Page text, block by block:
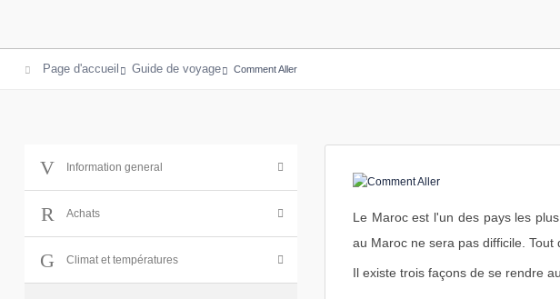
Page d'accueil Guide de voyage Comment Aller
Information general
Achats
Climat et températures
Le Maroc est l'un des pays les
au Maroc ne sera pas difficile.
Il existe trois façons de se rendre